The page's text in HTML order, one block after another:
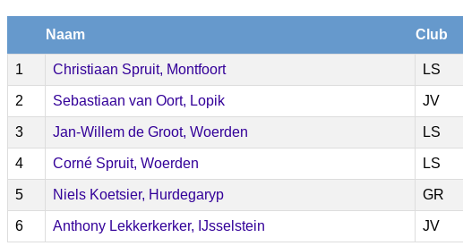
Naam Club
1 Christiaan Spruit, Montfoort LS
2 Sebastiaan van Oort, Lopik JV
3 Jan-Willem de Groot, Woerden LS
4 Corné Spruit, Woerden LS
5 Niels Koetsier, Hurdegaryp GR
6 Anthony Lekkerkerker, IJsselstein JV